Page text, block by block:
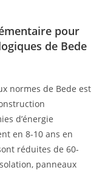
pour
de Bede
normes de Bede est
d’énergie
en 8-10 ans en
réduites de 60-
panneaux